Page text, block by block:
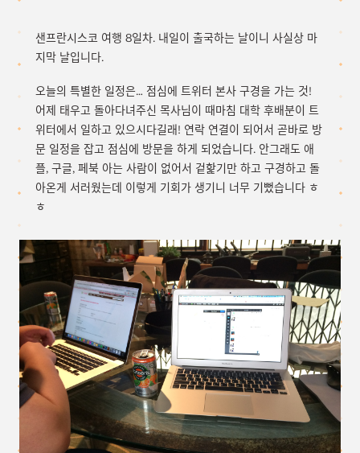
샌프란시스코 여행 8일차. 내일이 출국하는 날이니 사실상 마
지막 날입니다.
오늘의 특별한 일정은… 점심에 트위터 본사 구경을 가는 것!
어제 태우고 돌아다녀주신 목사님이 때마침 대학 후배분이 트
위터에서 일하고 있으시다길래! 연락 연결이 되어서 곧바로 방
문 일정을 잡고 점심에 방문을 하게 되었습니다. 안그래도 애
플, 구글, 페북 아는 사람이 없어서 겉핥기만 하고 구경하고 돌
아온게 서러웠는데 이렇게 기회가 생기니 너무 기뻤습니다 ㅎ
ㅎ